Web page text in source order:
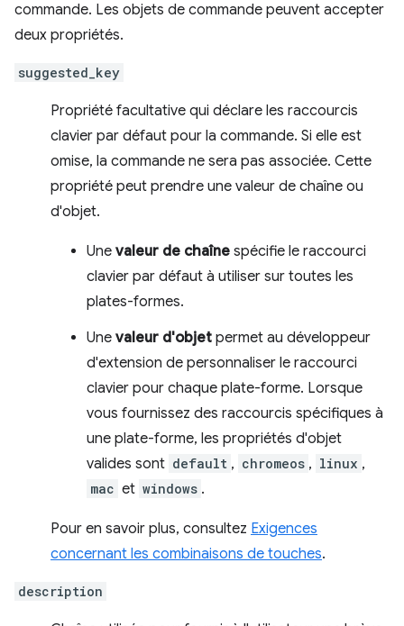
commande. Les objets de commande peuvent accepter
deux propriétés.
suggested_key
Propriété facultative qui déclare les raccourcis
clavier par défaut pour la commande. Si elle est
omise, la commande ne sera pas associée. Cette
propriété peut prendre une valeur de chaîne ou
d'objet.
Une valeur de chaîne spécifie le raccourci
clavier par défaut à utiliser sur toutes les
plates-formes.
Une valeur d'objet permet au développeur
d'extension de personnaliser le raccourci
clavier pour chaque plate-forme. Lorsque
vous fournissez des raccourcis spécifiques à
une plate-forme, les propriétés d'objet
valides sont default , chromeos , linux ,
mac et windows .
Pour en savoir plus, consultez Exigences
concernant les combinaisons de touches.
description